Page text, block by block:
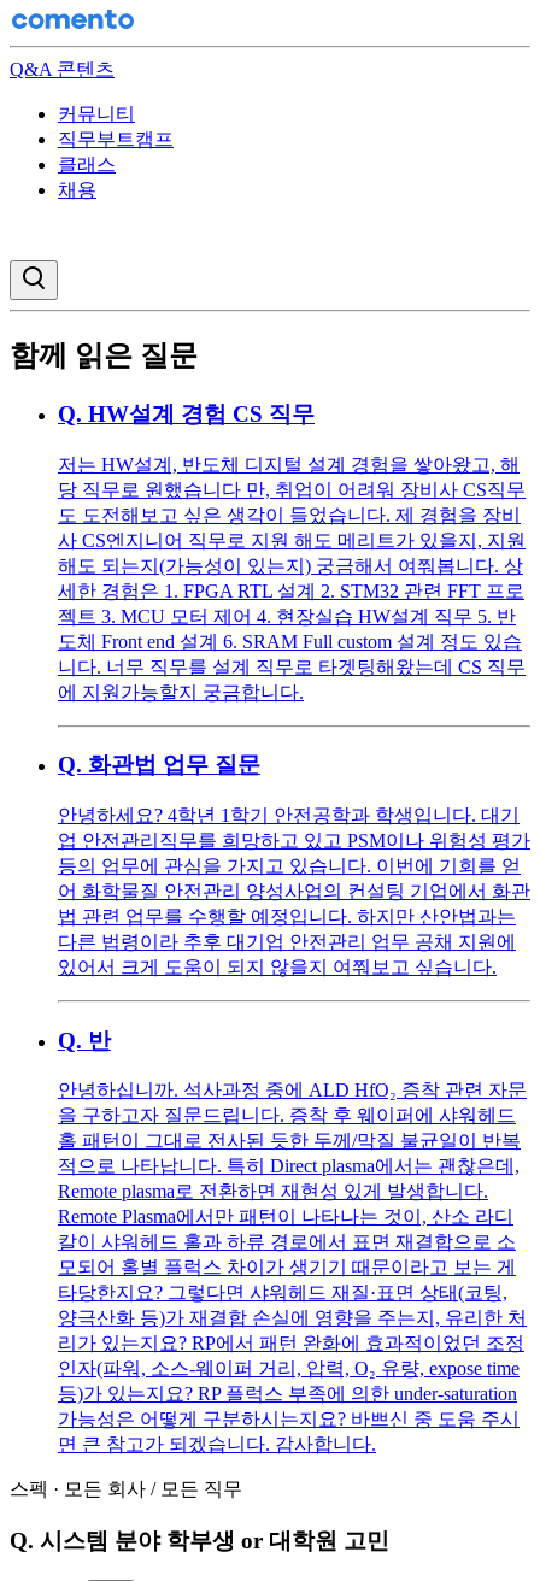
Q&A 콘텐츠
커뮤니티
직무부트캠프
클래스
채용
함께 읽은 질문
Q. HW설계 경험 CS 직무
저는 HW설계, 반도체 디지털 설계 경험을 쌓아왔고, 해
당 직무로 원했습니다 만, 취업이 어려워 장비사 CS직무
도 도전해보고 싶은 생각이 들었습니다. 제 경험을 장비
사 CS엔지니어 직무로 지원 해도 메리트가 있을지, 지원
해도 되는지(가능성이 있는지) 궁금해서 여쭤봅니다. 상
세한 경험은 1. FPGA RTL 설계 2. STM32 관련 FFT 프로
젝트 3. MCU 모터 제어 4. 현장실습 HW설계 직무 5. 반
도체 Front end 설계 6. SRAM Full custom 설계 정도 있습
니다. 너무 직무를 설계 직무로 타겟팅해왔는데 CS 직무
에 지원가능할지 궁금합니다.
Q. 화관법 업무 질문
안녕하세요? 4학년 1학기 안전공학과 학생입니다. 대기
업 안전관리직무를 희망하고 있고 PSM이나 위험성 평가
등의 업무에 관심을 가지고 있습니다. 이번에 기회를 얻
어 화학물질 안전관리 양성사업의 컨설팅 기업에서 화관
법 관련 업무를 수행할 예정입니다. 하지만 산안법과는
다른 법령이라 추후 대기업 안전관리 업무 공채 지원에
있어서 크게 도움이 되지 않을지 여쭤보고 싶습니다.
Q. 반
안녕하십니까. 석사과정 중에 ALD HfO₂ 증착 관련 자문
을 구하고자 질문드립니다. 증착 후 웨이퍼에 샤워헤드
홀 패턴이 그대로 전사된 듯한 두께/막질 불균일이 반복
적으로 나타납니다. 특히 Direct plasma에서는 괜찮은데,
Remote plasma로 전환하면 재현성 있게 발생합니다.
Remote Plasma에서만 패턴이 나타나는 것이, 산소 라디
칼이 샤워헤드 홀과 하류 경로에서 표면 재결합으로 소
모되어 홀별 플럭스 차이가 생기기 때문이라고 보는 게
타당한지요? 그렇다면 샤워헤드 재질·표면 상태(코팅,
양극산화 등)가 재결합 손실에 영향을 주는지, 유리한 처
리가 있는지요? RP에서 패턴 완화에 효과적이었던 조정
인자(파워, 소스-웨이퍼 거리, 압력, O₂ 유량, expose time
등)가 있는지요? RP 플럭스 부족에 의한 under-saturation
가능성은 어떻게 구분하시는지요? 바쁘신 중 도움 주시
면 큰 참고가 되겠습니다. 감사합니다.
스펙 · 모든 회사 / 모든 직무
Q. 시스템 분야 학부생 or 대학원 고민